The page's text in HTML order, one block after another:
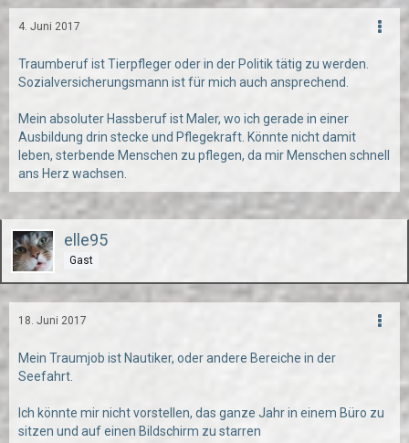
4. Juni 2017
Traumberuf ist Tierpfleger oder in der Politik tätig zu werden.
Sozialversicherungsmann ist für mich auch ansprechend.
Mein absoluter Hassberuf ist Maler, wo ich gerade in einer
Ausbildung drin stecke und Pflegekraft. Könnte nicht damit
leben, sterbende Menschen zu pflegen, da mir Menschen schnell
ans Herz wachsen.
elle95
Gast
18. Juni 2017
Mein Traumjob ist Nautiker, oder andere Bereiche in der
Seefahrt.
Ich könnte mir nicht vorstellen, das ganze Jahr in einem Büro zu
sitzen und auf einen Bildschirm zu starren